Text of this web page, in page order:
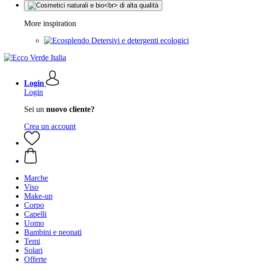
More inspiration
Detersivi e detergenti ecologici
Login
Login
Sei un nuovo cliente?
Crea un account
Marche
Viso
Make-up
Corpo
Capelli
Uomo
Bambini e neonati
Temi
Solari
Offerte